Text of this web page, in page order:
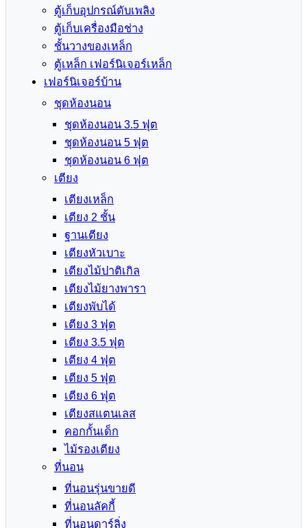
ตู้เก็บอุปกรณ์ดับเพลิง
ตู้เก็บเครื่องมือช่าง
ชั้นวางของเหล็ก
ตู้เหล็ก เฟอร์นิเจอร์เหล็ก
เฟอร์นิเจอร์บ้าน
ชุดห้องนอน
ชุดห้องนอน 3.5 ฟุต
ชุดห้องนอน 5 ฟุต
ชุดห้องนอน 6 ฟุต
เตียง
เตียงเหล็ก
เตียง 2 ชั้น
ฐานเตียง
เตียงหัวเบาะ
เตียงไม้ปาติเกิล
เตียงไม้ยางพารา
เตียงพับได้
เตียง 3 ฟุต
เตียง 3.5 ฟุต
เตียง 4 ฟุต
เตียง 5 ฟุต
เตียง 6 ฟุต
เตียงสแตนเลส
คอกกั้นเด็ก
ไม้รองเตียง
ที่นอน
ที่นอนรุ่นขายดี
ที่นอนลัคกี้
ที่นอนดาร์ลิ่ง